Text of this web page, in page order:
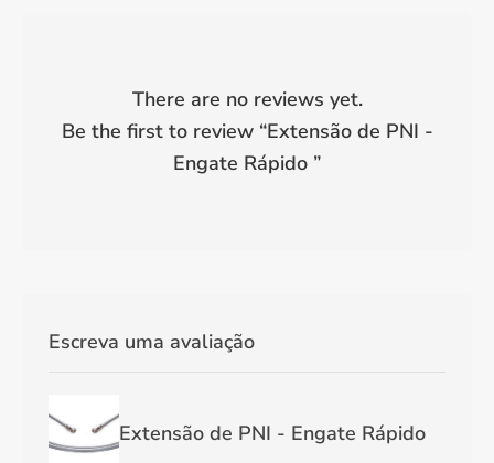
There are no reviews yet.
Be the first to review “Extensão de PNI -
Engate Rápido ”
Escreva uma avaliação
Extensão de PNI - Engate Rápido